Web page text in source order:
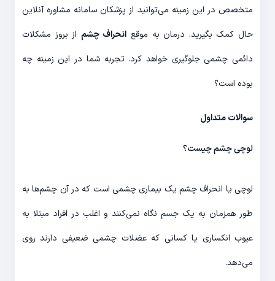
متخصص در این زمینه می‌توانید از پزشکان سامانه مشاوره آنلاین
حال کمک بگیرید. درمان به موقع انحراف چشم از بروز مشکلات
دائمی چشمی جلوگیری خواهد کرد. تجربه شما در این زمینه چه
بوده است؟
سوالات متداول
لوچی چشم چیست؟
لوچی یا انحراف چشم یک بیماری چشمی است که در آن چشم‌ها به
طور همزمان به یک جسم نگاه نمی‌کنند و اغلب در افراد مبتلا به
عیوب انکساری یا کسانی که عضلات چشمی ضعیفی دارند روی
می‌دهد.